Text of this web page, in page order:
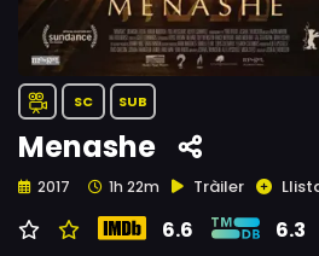
SC SUB
Menashe
2017 1h 22m Tràiler
6.6 6.3